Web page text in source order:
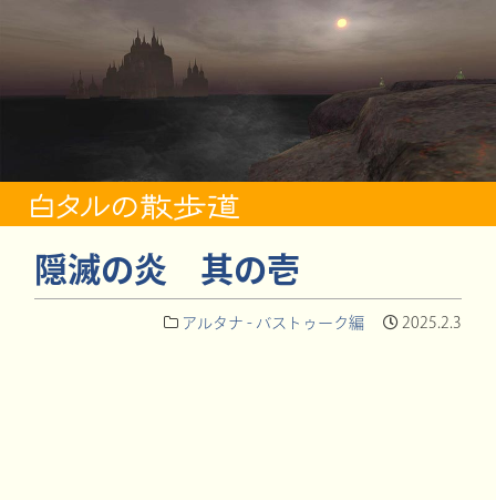
隠滅の炎 其の壱
アルタナ - バストゥーク編 2025.2.3